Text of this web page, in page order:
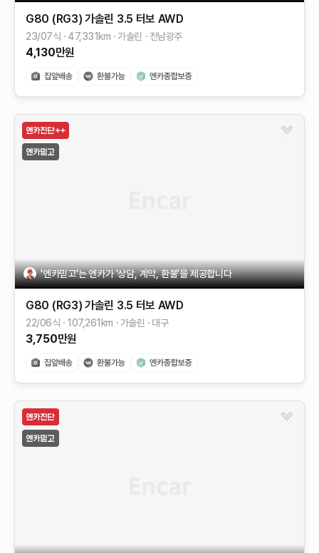
G80 (RG3) 가솔린 3.5 터보 AWD
23/07식 47,331 km 가솔린 전남광주
4,130만원
'엔카믿고'는 엔카가 '상담, 계약, 환불'을 제공합니다
G80 (RG3) 가솔린 3.5 터보 AWD
22/06식 107,261 km 가솔린 대구
3,750만원